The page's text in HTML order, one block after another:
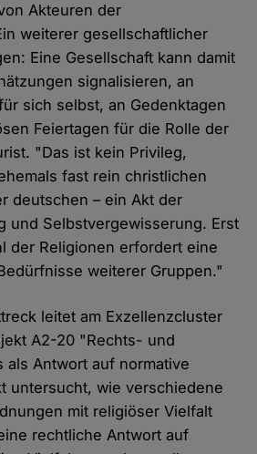
Akteuren der
weiterer gesellschaftlicher
Eine Gesellschaft kann damit
signalisieren, an
sich selbst, an Gedenktagen
Feiertagen für die Rolle der
"Das ist kein Privileg,
fast rein christlichen
deutschen – ein Akt der
und Selbstvergewisserung. Erst
der Religionen erfordert eine
weiterer Gruppen."
leitet am Exzellenzcluster
A2-20 "Rechts- und
als Antwort auf normative
untersucht, wie verschiedene
mit religiöser Vielfalt
rechtliche Antwort auf